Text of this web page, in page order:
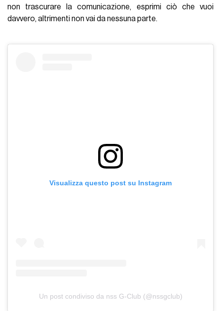
non trascurare la comunicazione, esprimi ciò che vuoi
davvero, altrimenti non vai da nessuna parte.
Visualizza questo post su Instagram
Un post condiviso da nss G-Club (@nssgclub)